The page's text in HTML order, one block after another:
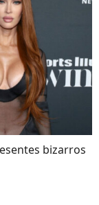
bizarros